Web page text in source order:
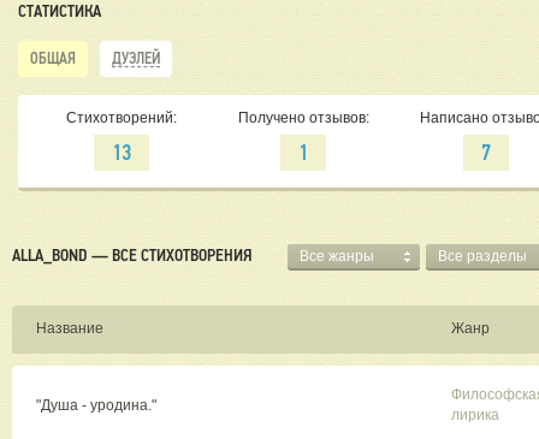
СТАТИСТИКА
ОБЩАЯ ДУЭЛЕЙ
Стихотворений:
13
Получено отзывов:
1
Написано
7
ALLA_BOND — ВСЕ СТИХОТВОРЕНИЯ Все жанры Все разделы
Название Жанр
"Душа - уродина."
лирика